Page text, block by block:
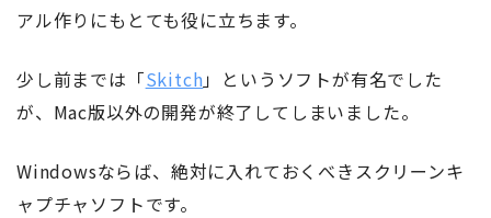
アル作りにもとても役に立ちます。
少し前までは「Skitch」というソフトが有名でした
が、Mac版以外の開発が終了してしまいました。
Windowsならば、絶対に入れておくべきスクリーンキ
ャプチャソフトです。